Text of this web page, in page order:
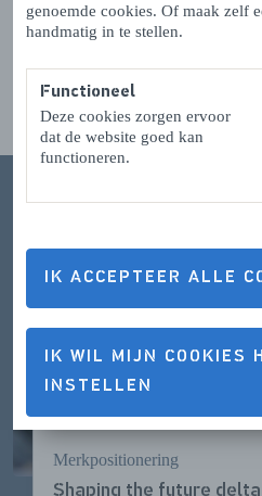
genoemde cookies. Of maak zelf
handmatig in te stellen.
Functioneel
Deze cookies zorgen ervoor
dat de website goed kan
functioneren.
IK ACCEPTEER ALLE
IK WIL MIJN COOKIES
INSTELLEN
Kun je niet
Lees alvast de
Shaping the future delta
Merkpositionering